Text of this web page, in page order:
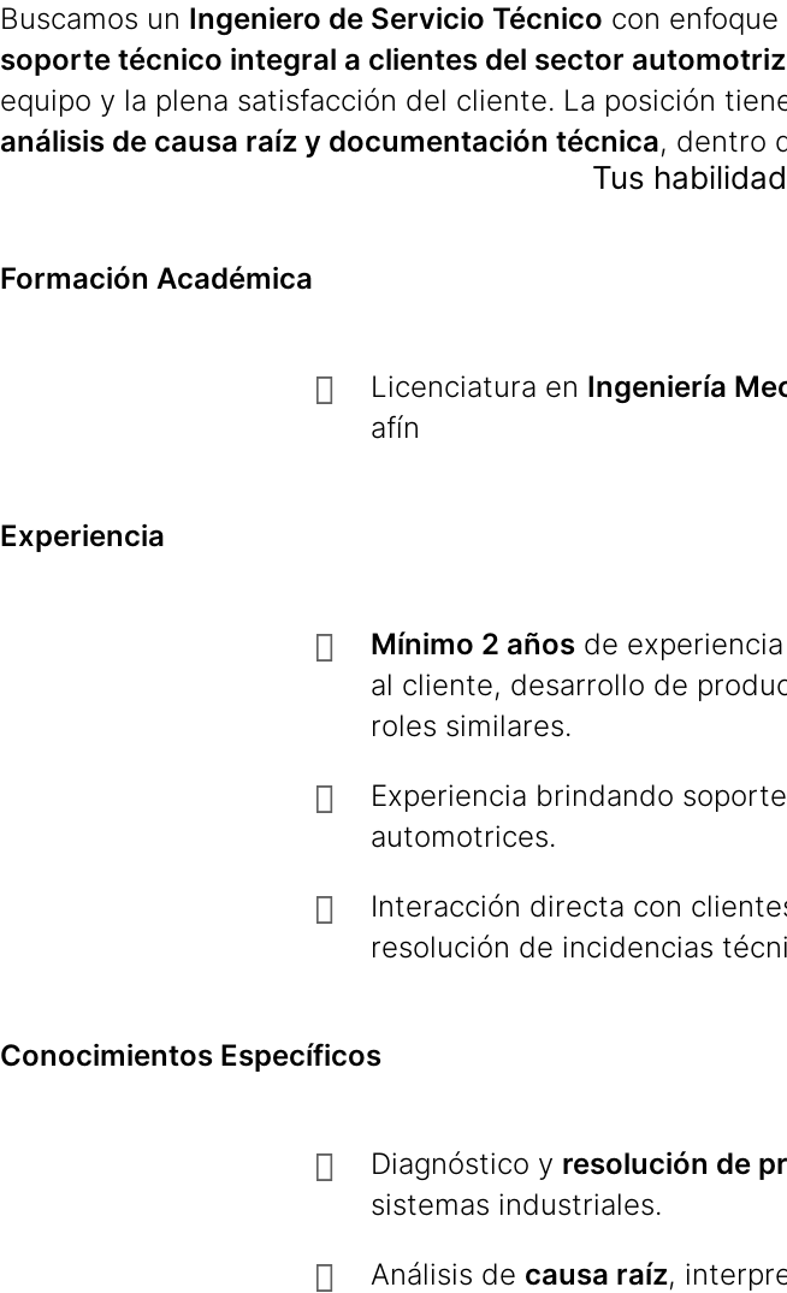
Buscamos un Ingeniero de Servicio Técnico con
soporte técnico integral a clientes del sector automotriz
equipo y la plena satisfacción del cliente. La posición
análisis de causa raíz y documentación técnica, dentro
Tus
Formación Académica
Licenciatura en Ingeniería
afín
Experiencia
Mínimo 2 años de
al cliente, desarrollo de
roles similares.
Experiencia brindando
automotrices.
Interacción directa con
resolución de incidencias
Conocimientos Específicos
Diagnóstico y resolución de
sistemas industriales.
Análisis de causa raíz,